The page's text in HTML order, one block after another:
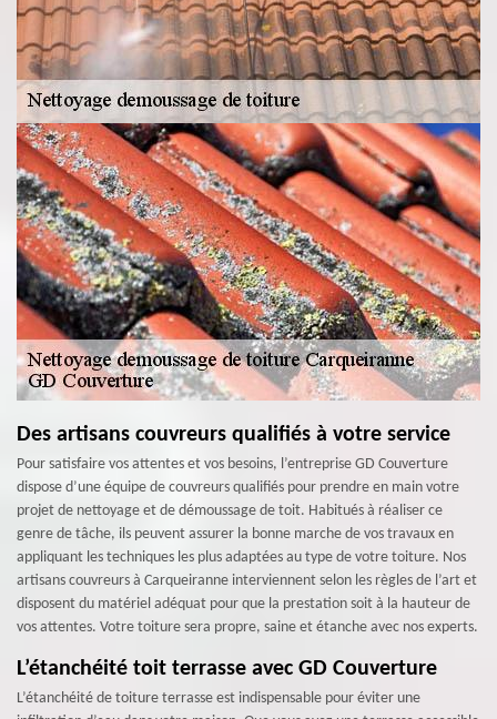
Des artisans couvreurs qualifiés à votre service
Pour satisfaire vos attentes et vos besoins, l’entreprise GD Couverture
dispose d’une équipe de couvreurs qualifiés pour prendre en main votre
projet de nettoyage et de démoussage de toit. Habitués à réaliser ce
genre de tâche, ils peuvent assurer la bonne marche de vos travaux en
appliquant les techniques les plus adaptées au type de votre toiture. Nos
artisans couvreurs à Carqueiranne interviennent selon les règles de l’art et
disposent du matériel adéquat pour que la prestation soit à la hauteur de
vos attentes. Votre toiture sera propre, saine et étanche avec nos experts.
L’étanchéité toit terrasse avec GD Couverture
L’étanchéité de toiture terrasse est indispensable pour éviter une